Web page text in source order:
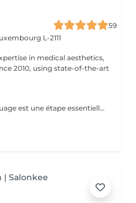
59
L-2111
in medical aesthetics,
2010, using state-of-the-art
La consultation pour le détatouage est une étape essentielle avant le traitement. Elle permet d'évaluer la taille, les couleurs et la profondeur du tatouage, ainsi que le type de peau du patient. Le professionnel explique le déroulement du traitement, le nombre de séances nécessaires et les éventuels effets secondaires. C'est aussi le moment pour poser toutes vos questions et discuter des attentes en termes de résultats